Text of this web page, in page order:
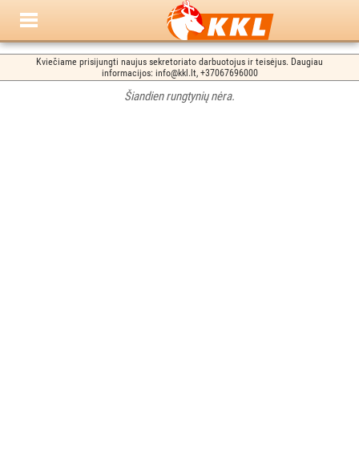
Kviečiame prisijungti naujus sekretoriato darbuotojus ir teisėjus. Daugiau
informacijos: info@kkl.lt, +37067696000
Šiandien rungtynių nėra.